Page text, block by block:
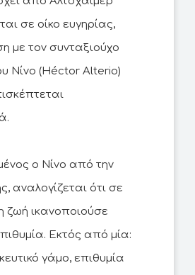
σε οίκο ευγηρίας,
με τον συνταξιούχο
Νίνο (Héctor Alterio)
o Νίνο από την
αναλογίζεται ότι σε
ζωή ικανοποιούσε
Εκτός από μία:
γάμο, επιθυμία